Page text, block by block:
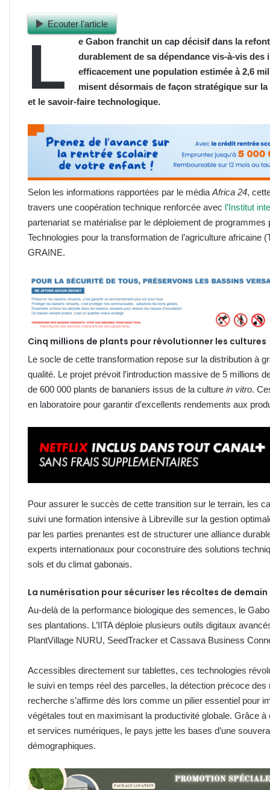
Ecouter l'article
L
e Gabon franchit un cap décisif dans la
durablement de sa dépendance vis-à-vis
efficacement une population estimée à 2,6
misent désormais de façon stratégique sur
et le savoir-faire technologique.
Selon les informations rapportées par le média Africa 24,
travers une coopération technique renforcée avec l’Institut
partenariat se matérialise par le déploiement de
Technologies pour la transformation de l’agriculture africaine
GRAINE.
Cinq millions de plants pour révolutionner les cultures
Le socle de cette transformation repose sur la distribution à
qualité. Le projet prévoit l’introduction massive de 5 millions
de 600 000 plants de bananiers issus de la culture in vitro.
en laboratoire pour garantir d’excellents rendements aux
Pour assurer le succès de cette transition sur le terrain, les
suivi une formation intensive à Libreville sur la gestion
par les parties prenantes est de structurer une alliance
experts internationaux pour coconstruire des solutions
sols et du climat gabonais.
La numérisation pour sécuriser les récoltes de demain
Au-delà de la performance biologique des semences, le
ses plantations. L’IITA déploie plusieurs outils digitaux
PlantVillage NURU, SeedTracker et Cassava Business
Accessibles directement sur tablettes, ces technologies
le suivi en temps réel des parcelles, la détection précoce
recherche s’affirme dès lors comme un pilier essentiel pour
végétales tout en maximisant la productivité globale. Grâce
et services numériques, le pays jette les bases d’une
démographiques.